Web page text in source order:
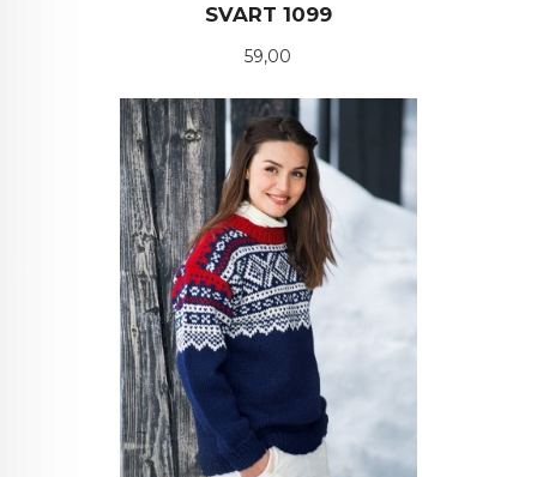
SVART 1099
Pris
59,00